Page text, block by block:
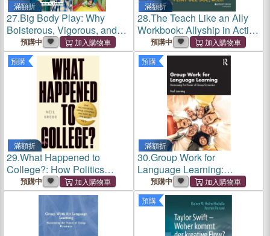
滿額折
27.Big Body Play: Why
Boisterous, Vigorous, and
Very Physical Play Is
Essential to Children's
Development and Learning
預購中
滿額折
28.The Teach Like an Ally
Workbook: Allyship in Action
for Educators and School
Communities
預購中
預購
滿額折
29.What Happened to
College?: How Politics
Broke Higher Education and
What We Can Do to Fix It
預購中
預購
滿額折
30.Group Work for
Language Learning:
Harnessing the Power of
Group Dynamics
預購中
預購